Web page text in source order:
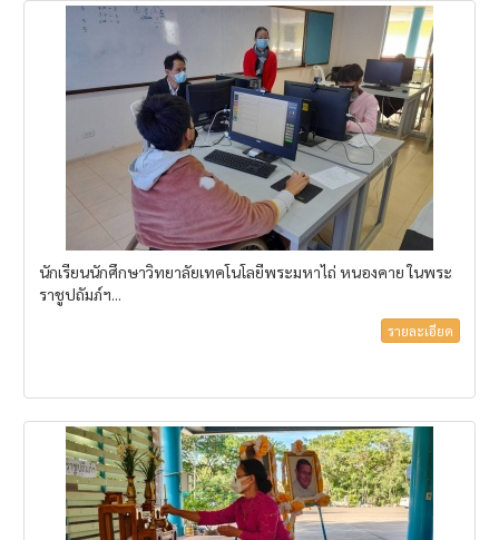
นักเรียนนักศึกษาวิทยาลัยเทคโนโลยีพระมหาไถ่ หนองคาย ในพระ
ราชูปถัมภ์ฯ...
รายละเอียด